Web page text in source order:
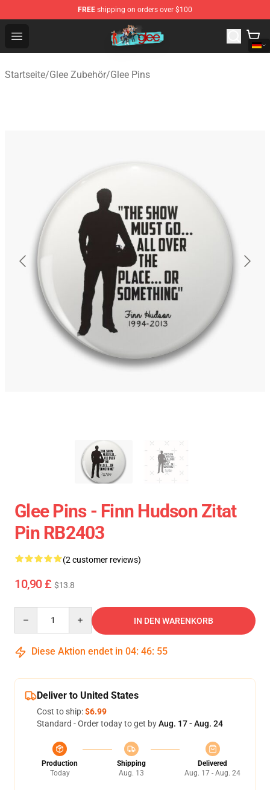
FREE shipping on orders over $100
Open menu
Glee Store - Official Glee Merchandise Shop
Startseite/Glee Zubehör/Glee Pins
Glee Pins - Finn Hudson Zitat
Pin RB2403
(2 customer reviews)
10,90 £ $13.8
IN DEN WARENKORB
Diese Aktion endet in 04: 46: 55
Deliver to United States
Cost to ship:$6.99
Standard - Order today to get byAug. 17 - Aug. 24
Production
Today
Shipping
Aug. 13
Delivered
Aug. 17 - Aug. 24